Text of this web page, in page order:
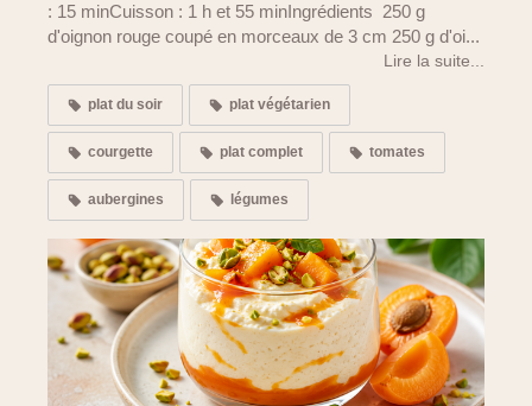
: 15 minCuisson : 1 h et 55 minIngrédients 250 g
d'oignon rouge coupé en morceaux de 3 cm 250 g d'oi...
Lire la suite...
plat du soir plat végétarien
courgette plat complet tomates
aubergines légumes